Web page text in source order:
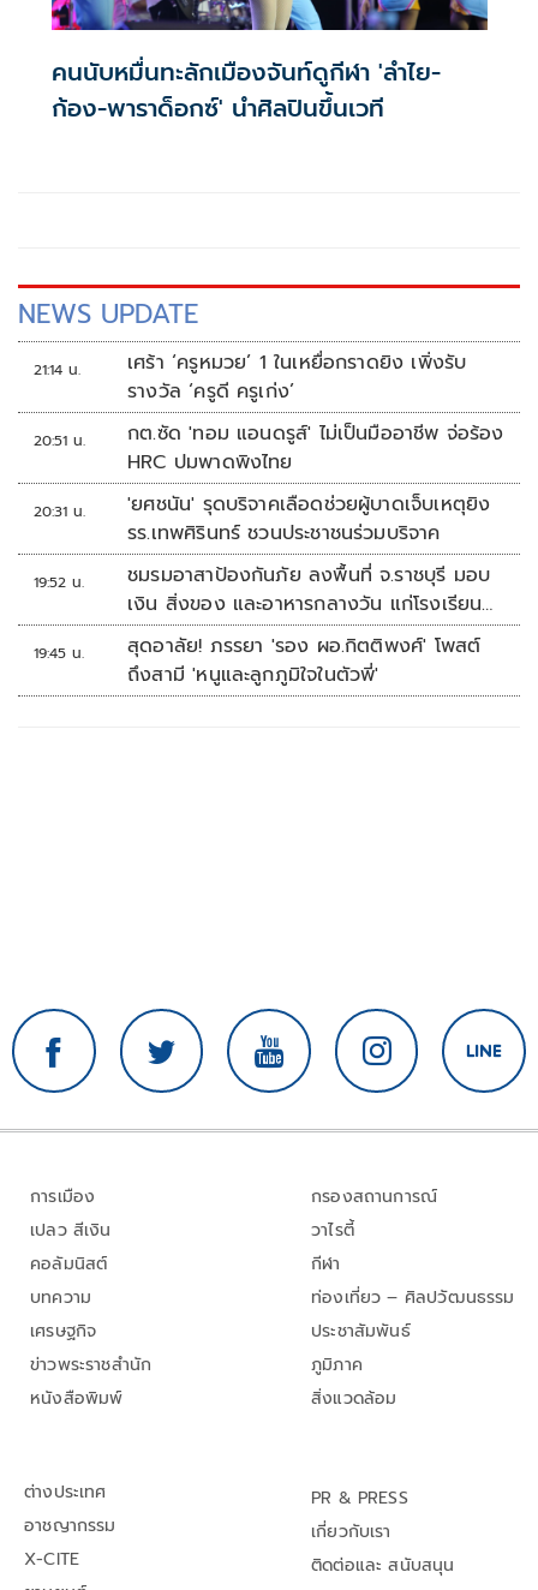
คนนับหมื่นทะลักเมืองจันท์ดูกีฬา 'ลำไย-
ก้อง-พาราด็อกซ์' นำศิลปินขึ้นเวที
NEWS UPDATE
21:14 น.
เศร้า ‘ครูหมวย’ 1 ในเหยื่อกราดยิง เพิ่งรับ
รางวัล ‘ครูดี ครูเก่ง’
20:51 น.
กต.ซัด 'ทอม แอนดรูส์' ไม่เป็นมืออาชีพ จ่อร้อง
HRC ปมพาดพิงไทย
20:31 น.
'ยศชนัน' รุดบริจาคเลือดช่วยผู้บาดเจ็บเหตุยิง
รร.เทพศิรินทร์ ชวนประชาชนร่วมบริจาค
19:52 น.
ชมรมอาสาป้องกันภัย ลงพื้นที่ จ.ราชบุรี มอบ
เงิน สิ่งของ และอาหารกลางวัน แก่โรงเรียน
บ้านหนองน้ำใส
19:45 น.
สุดอาลัย! ภรรยา 'รอง ผอ.กิตติพงศ์' โพสต์
ถึงสามี 'หนูและลูกภูมิใจในตัวพี่'
การเมือง
เปลว สีเงิน
คอลัมนิสต์
บทความ
เศรษฐกิจ
ข่าวพระราชสำนัก
หนังสือพิมพ์
กรองสถานการณ์
วาไรตี้
กีฬา
ท่องเที่ยว – ศิลปวัฒนธรรม
ประชาสัมพันธ์
ภูมิภาค
สิ่งแวดล้อม
ต่างประเทศ
อาชญากรรม
X-CITE
PR & PRESS
เกี่ยวกับเรา
ติดต่อและ สนับสนุน